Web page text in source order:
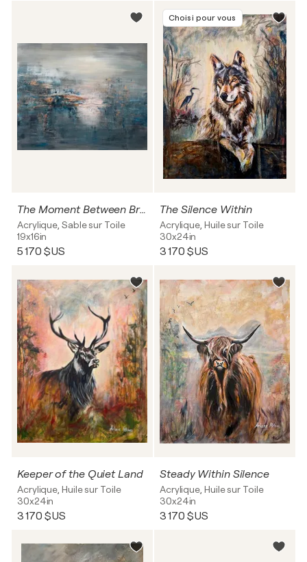
The Moment Between Breaths
Acrylique, Sable sur Toile
19x16in
5 170 $US
Choisi pour vous
The Silence Within
Acrylique, Huile sur Toile
30x24in
3 170 $US
Keeper of the Quiet Land
Acrylique, Huile sur Toile
30x24in
3 170 $US
Steady Within Silence
Acrylique, Huile sur Toile
30x24in
3 170 $US